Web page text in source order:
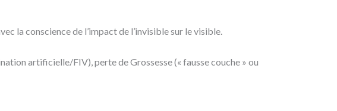
la conscience de l’impact de l’invisible sur le visible.
artificielle/FIV), perte de Grossesse (« fausse couche » ou